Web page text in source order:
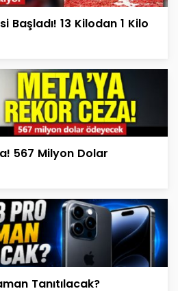
Başladı! 13 Kilodan 1 Kilo
567 Milyon Dolar
Tanıtılacak?